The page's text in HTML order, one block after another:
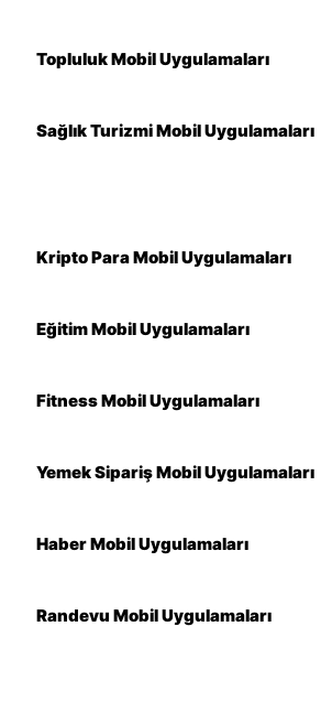
Topluluk Mobil Uygulamaları
Sağlık Turizmi Mobil Uygulamaları
Kripto Para Mobil Uygulamaları
Eğitim Mobil Uygulamaları
Fitness Mobil Uygulamaları
Yemek Sipariş Mobil Uygulamaları
Haber Mobil Uygulamaları
Randevu Mobil Uygulamaları